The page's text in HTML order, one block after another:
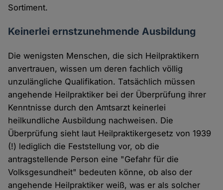
Sortiment.
Keinerlei ernstzunehmende Ausbildung
Die wenigsten Menschen, die sich Heilpraktikern
anvertrauen, wissen um deren fachlich völlig
unzulängliche Qualifikation. Tatsächlich müssen
angehende Heilpraktiker bei der Überprüfung ihrer
Kenntnisse durch den Amtsarzt keinerlei
heilkundliche Ausbildung nachweisen. Die
Überprüfung sieht laut Heilpraktikergesetz von 1939
(!) lediglich die Feststellung vor, ob die
antragstellende Person eine "Gefahr für die
Volksgesundheit" bedeuten könne, ob also der
angehende Heilpraktiker weiß, was er als solcher